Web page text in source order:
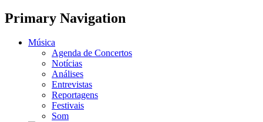
Primary Navigation
Música
Agenda de Concertos
Notícias
Análises
Entrevistas
Reportagens
Festivais
Som